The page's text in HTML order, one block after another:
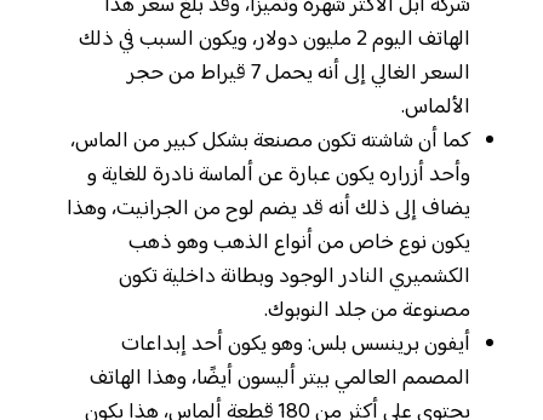
الهاتف اليوم 2 مليون دولار، ويكون السبب في ذلك
السعر الغالي إلى أنه يحمل 7 قيراط من حجر
الألماس.
كما أن شاشته تكون مصنعة بشكل كبير من الماس،
وأحد أزراره يكون عبارة عن ألماسة نادرة للغاية و
يضاف إلى ذلك أنه قد يضم لوح من الجرانيت، وهذا
يكون نوع خاص من أنواع الذهب وهو ذهب
الكشميري النادر الوجود وبطانة داخلية تكون
مصنوعة من جلد النوبوك.
أيفون برينسس بلس: وهو يكون أحد إبداعات
المصمم العالمي بيتر أليسون أيضًا، وهذا الهاتف